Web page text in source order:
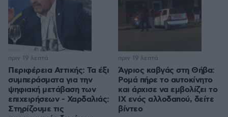
Περιφέρεια Αττικής: Τα έξι
συμπεράσματα για την
ψηφιακή μετάβαση των
επιχειρήσεων - Χαρδαλιάς:
Στηρίζουμε τις
πριν 19 λεπτά
Άγριος καβγάς στη Θήβα:
Ρομά πήρε το αυτοκίνητο
και άρχισε να εμβολίζει το
ΙΧ ενός αλλοδαπού, δείτε
βίντεο
πριν 19 λεπτά